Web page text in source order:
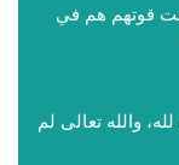
قوتهم هم في
والله تعالى لم